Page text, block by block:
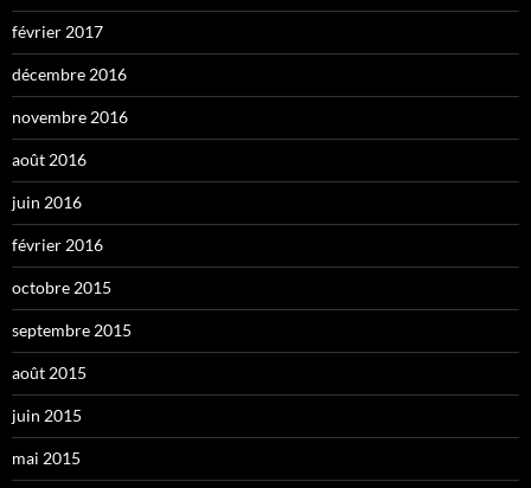
février 2017
décembre 2016
novembre 2016
août 2016
juin 2016
février 2016
octobre 2015
septembre 2015
août 2015
juin 2015
mai 2015